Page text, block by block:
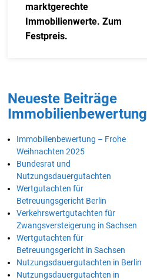
marktgerechte
Immobilienwerte. Zum
Festpreis.
Neueste Beiträge
Immobilienbewertung
Immobilienbewertung – Frohe
Weihnachten 2025
Bundesrat und
Nutzungsdauergutachten
Wertgutachten für
Betreuungsgericht Berlin
Verkehrswertgutachten für
Zwangsversteigerung in Sachsen
Wertgutachten für
Betreuungsgericht in Sachsen
Nutzungsdauergutachten in Berlin
Nutzungsdauergutachten in